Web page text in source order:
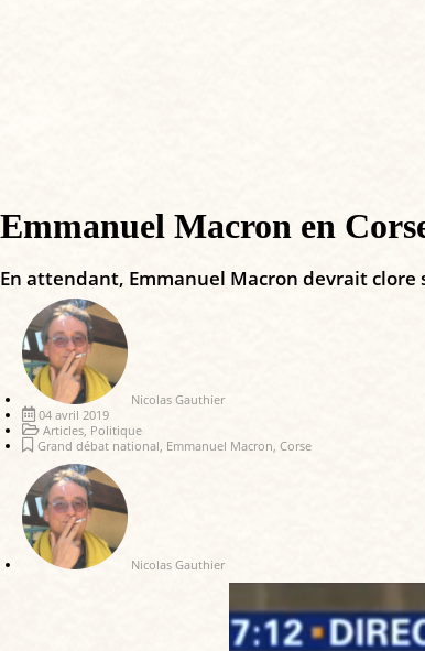
Emmanuel Macron en
En attendant, Emmanuel Macron devrait clore
Nicolas Gauthier
04 avril 2019
Articles Politique
Grand débat national Emmanuel Macron Corse
Nicolas Gauthier